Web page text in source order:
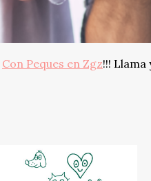
Con Peques en Zgz!!!